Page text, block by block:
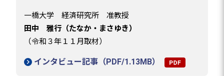
一橋大学 経済研究所 准教授
田中 雅行（たなか・まさゆき）
（令和３年１１月取材）
インタビュー記事（PDF/1.13MB）